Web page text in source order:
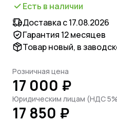
Есть в наличии
Доставка с 17.08.2026
Гарантия 12 месяцев
Товар новый, в
Розничная цена
17 000 ₽
Юридическим лицам (НДС
17 850 ₽